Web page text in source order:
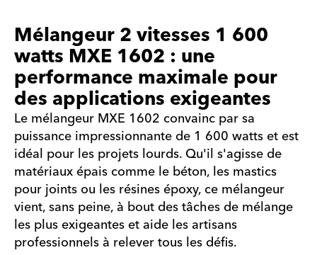
Mélangeur 2 vitesses 1 600
watts MXE 1602 : une
performance maximale pour
des applications exigeantes
Le mélangeur MXE 1602 convainc par sa
puissance impressionnante de 1 600 watts et est
idéal pour les projets lourds. Qu'il s'agisse de
matériaux épais comme le béton, les mastics
pour joints ou les résines époxy, ce mélangeur
vient, sans peine, à bout des tâches de mélange
les plus exigeantes et aide les artisans
professionnels à relever tous les défis.